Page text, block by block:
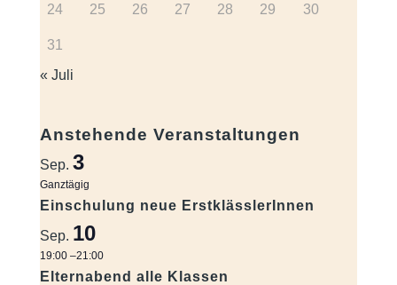
24 25 26 27 28 29 30
31
« Juli
Anstehende Veranstaltungen
Sep. 3
Ganztägig
Einschulung neue ErstklässlerInnen
Sep. 10
19:00–21:00
Elternabend alle Klassen